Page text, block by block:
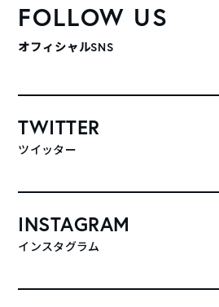
FOLLOW US
オフィシャルSNS
TWITTER
ツイッター
INSTAGRAM
インスタグラム